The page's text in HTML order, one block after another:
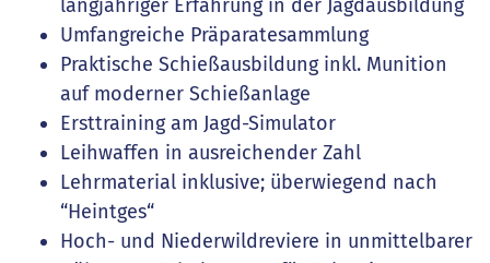
langjähriger Erfahrung in der Jagdausbildung
Umfangreiche Präparatesammlung
Praktische Schießausbildung inkl. Munition
auf moderner Schießanlage
Ersttraining am Jagd-Simulator
Leihwaffen in ausreichender Zahl
Lehrmaterial inklusive; überwiegend nach
“Heintges“
Hoch- und Niederwildreviere in unmittelbarer